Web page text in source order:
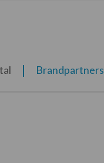
Brandpartners